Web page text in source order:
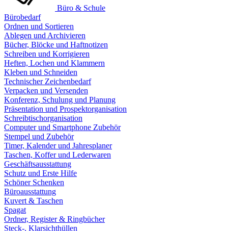
Büro & Schule
Bürobedarf
Ordnen und Sortieren
Ablegen und Archivieren
Bücher, Blöcke und Haftnotizen
Schreiben und Korrigieren
Heften, Lochen und Klammern
Kleben und Schneiden
Technischer Zeichenbedarf
Verpacken und Versenden
Konferenz, Schulung und Planung
Präsentation und Prospektorganisation
Schreibtischorganisation
Computer und Smartphone Zubehör
Stempel und Zubehör
Timer, Kalender und Jahresplaner
Taschen, Koffer und Lederwaren
Geschäftsausstattung
Schutz und Erste Hilfe
Schöner Schenken
Büroausstattung
Kuvert & Taschen
Spagat
Ordner, Register & Ringbücher
Steck-, Klarsichthüllen